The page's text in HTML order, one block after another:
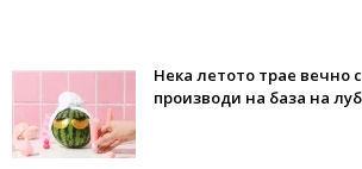
Нека летото трае вечно
производи на база на